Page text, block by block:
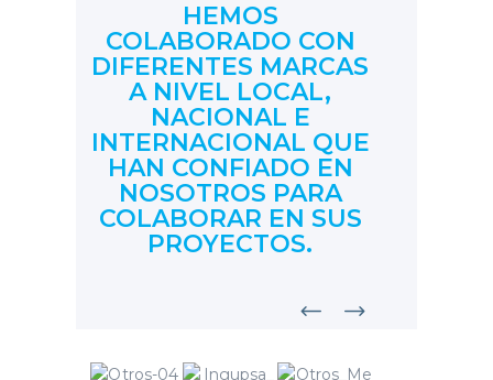
HEMOS
COLABORADO CON
DIFERENTES MARCAS
A NIVEL LOCAL,
NACIONAL E
INTERNACIONAL QUE
HAN CONFIADO EN
NOSOTROS PARA
COLABORAR EN SUS
PROYECTOS.